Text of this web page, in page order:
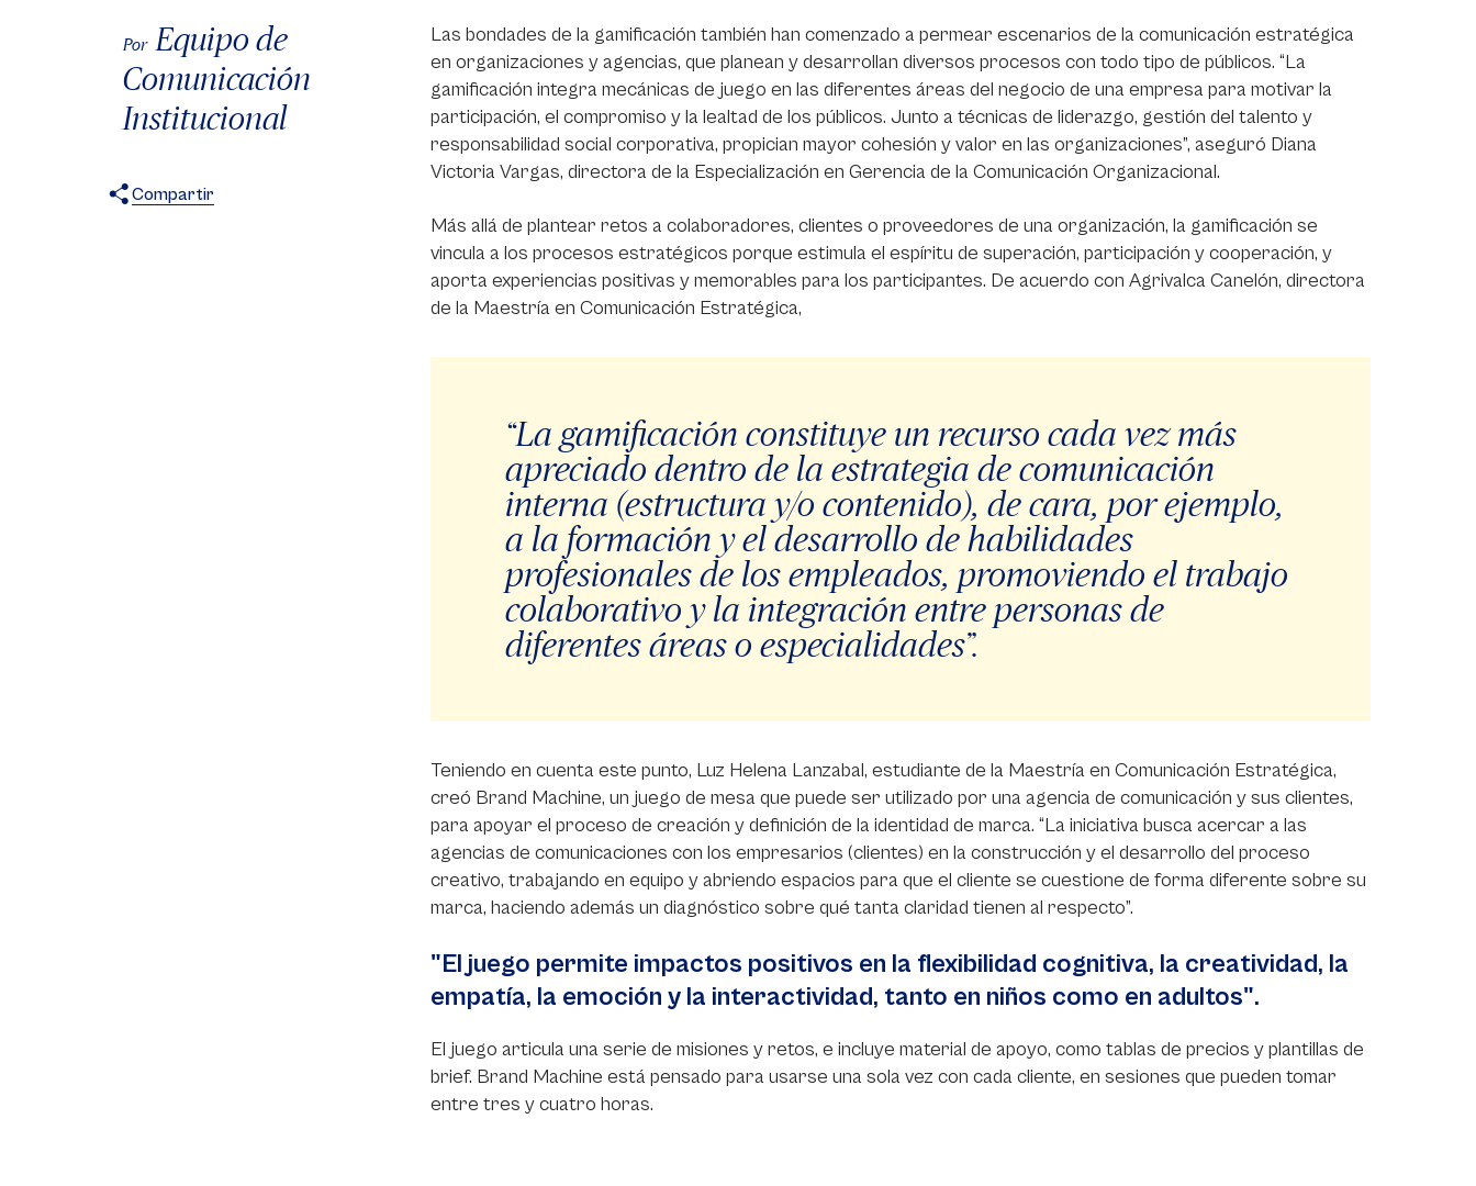
Por Equipo de
Comunicación
Institucional
Compartir
Las bondades de la gamificación también han comenzado a permear escenarios de la comunicación estratégica
en organizaciones y agencias, que planean y desarrollan diversos procesos con todo tipo de públicos. “La
gamificación integra mecánicas de juego en las diferentes áreas del negocio de una empresa para motivar la
participación, el compromiso y la lealtad de los públicos. Junto a técnicas de liderazgo, gestión del talento y
responsabilidad social corporativa, propician mayor cohesión y valor en las organizaciones”, aseguró Diana
Victoria Vargas, directora de la Especialización en Gerencia de la Comunicación Organizacional.
Más allá de plantear retos a colaboradores, clientes o proveedores de una organización, la gamificación se
vincula a los procesos estratégicos porque estimula el espíritu de superación, participación y cooperación, y
aporta experiencias positivas y memorables para los participantes. De acuerdo con Agrivalca Canelón, directora
de la Maestría en Comunicación Estratégica,
“La gamificación constituye un recurso cada vez más
apreciado dentro de la estrategia de comunicación
interna (estructura y/o contenido), de cara, por ejemplo,
a la formación y el desarrollo de habilidades
profesionales de los empleados, promoviendo el trabajo
colaborativo y la integración entre personas de
diferentes áreas o especialidades”.
Teniendo en cuenta este punto, Luz Helena Lanzabal, estudiante de la Maestría en Comunicación Estratégica,
creó Brand Machine, un juego de mesa que puede ser utilizado por una agencia de comunicación y sus clientes,
para apoyar el proceso de creación y definición de la identidad de marca. “La iniciativa busca acercar a las
agencias de comunicaciones con los empresarios (clientes) en la construcción y el desarrollo del proceso
creativo, trabajando en equipo y abriendo espacios para que el cliente se cuestione de forma diferente sobre su
marca, haciendo además un diagnóstico sobre qué tanta claridad tienen al respecto”.
"El juego permite impactos positivos en la flexibilidad cognitiva, la creatividad, la
empatía, la emoción y la interactividad, tanto en niños como en adultos".
El juego articula una serie de misiones y retos, e incluye material de apoyo, como tablas de precios y plantillas de
brief. Brand Machine está pensado para usarse una sola vez con cada cliente, en sesiones que pueden tomar
entre tres y cuatro horas.